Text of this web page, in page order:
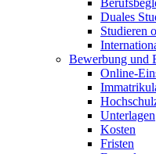
Duales
Studieren
Bewerbung und
Online-
Unterlagen
Kosten
Fristen